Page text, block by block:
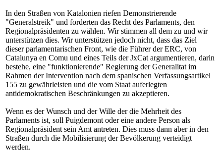
In den Straßen von Katalonien riefen Demonstrierende
"Generalstreik" und forderten das Recht des Parlaments, den
Regionalpräsidenten zu wählen. Wir stimmen all dem zu und wir
unterstützen dies. Wir unterstützen jedoch nicht, dass das Ziel
dieser parlamentarischen Front, wie die Führer der ERC, von
Catalunya en Comu und eines Teils der JxCat argumentieren, darin
bestehe, eine "funktionierende" Regierung der Generalitat im
Rahmen der Intervention nach dem spanischen Verfassungsartikel
155 zu gewährleisten und die vom Staat auferlegten
antidemokratischen Beschränkungen zu akzeptieren.
Wenn es der Wunsch und der Wille der die Mehrheit des
Parlaments ist, soll Puigdemont oder eine andere Person als
Regionalpräsident sein Amt antreten. Dies muss dann aber in den
Straßen durch die Mobilisierung der Bevölkerung verteidigt
werden.